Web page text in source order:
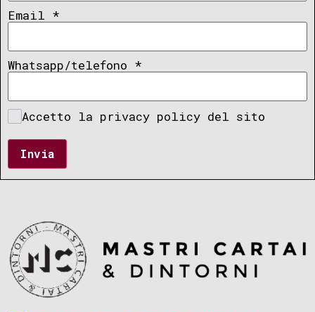
Email *
Whatsapp/telefono *
Accetto la privacy policy del sito
Invia